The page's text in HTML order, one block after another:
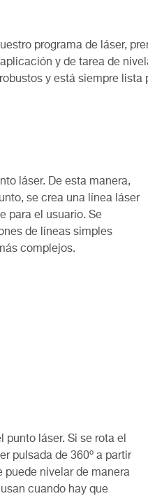
programa de láser,
y de tarea de
y está siempre
láser. De esta manera,
se crea una línea láser
para el usuario. Se
de líneas simples
complejos.
punto láser. Si se rota el
pulsada de 360º a partir
puede nivelar de manera
cuando hay que